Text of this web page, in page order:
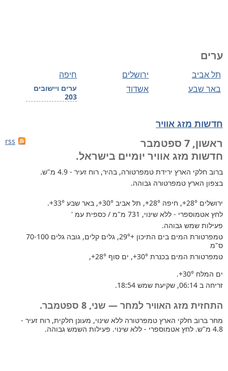
ערים
חיפה ירושלים תל אביב
ערים ויישובים
203
אשדוד באר שבע
חדשות מזג אוויר
rss
ראשון, 7 ספטמבר
חדשות מזג אוויר יומיים בישראל.
ברוב חלקי הארץ ירידת טמפרטורה, בהיר, רוח זעיר - 4.9 מ"ש.
בצפון הארץ טמפרטורה גבוהה.
ירושלים +28°, חיפה +28°, תל אביב +30°, באר שבע +33°
.
לחץ אטמוספרי - ללא שינוי, 731 מ"מ / כספית עמ '
פעילות שמש גבוהה.
טמפרטורת המים בים התיכון +29°
, גלים קלים, גובה גלים 70-100
ס"מ
טמפרטורת המים בכנרת +30°, ים סוף +28°
,
ים המלח +30°
.
זריחה ב 06:14, שקיעת שמש 18:54.
התחזית מזג האוויר למחר — שני, 8 ספטמבר.
מחר ברוב חלקי הארץ טמפרטורה ללא שינוי, מעונן חלקית, רוח זעיר -
4.8 מ"ש. לחץ אטמוספרי - ללא שינוי. פעילות השמש גבוהה.